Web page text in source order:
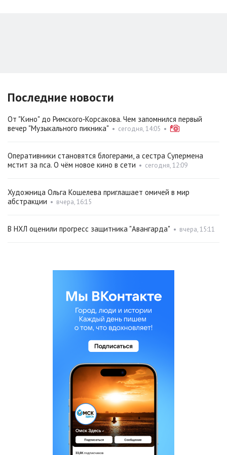
Последние новости
От "Кино" до Римского‑Корсакова. Чем запомнился первый
вечер "Музыкального пикника" • сегодня, 14:05 •
Оперативники становятся блогерами, а сестра Супермена
мстит за пса. О чём новое кино в сети • сегодня, 12:09
Художница Ольга Кошелева приглашает омичей в мир
абстракции • вчера, 16:15
В НХЛ оценили прогресс защитника "Авангарда" • вчера, 15:11